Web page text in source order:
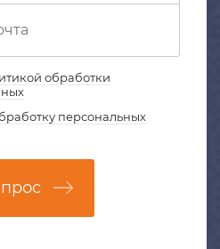
обработки
персональных